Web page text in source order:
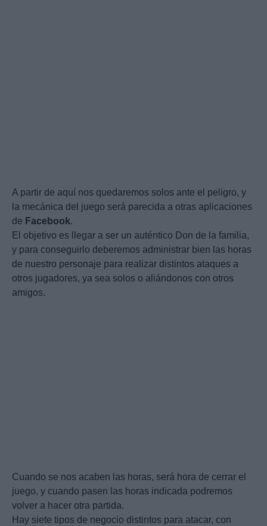
A partir de aquí nos quedaremos solos ante el peligro, y
la mecánica del juego será parecida a otras aplicaciones
de Facebook.
El objetivo es llegar a ser un auténtico Don de la familia,
y para conseguirlo deberemos administrar bien las horas
de nuestro personaje para realizar distintos ataques a
otros jugadores, ya sea solos o aliándonos con otros
amigos.
Cuando se nos acaben las horas, será hora de cerrar el
juego, y cuando pasen las horas indicada podremos
volver a hacer otra partida.
Hay siete tipos de negocio distintos para atacar, con